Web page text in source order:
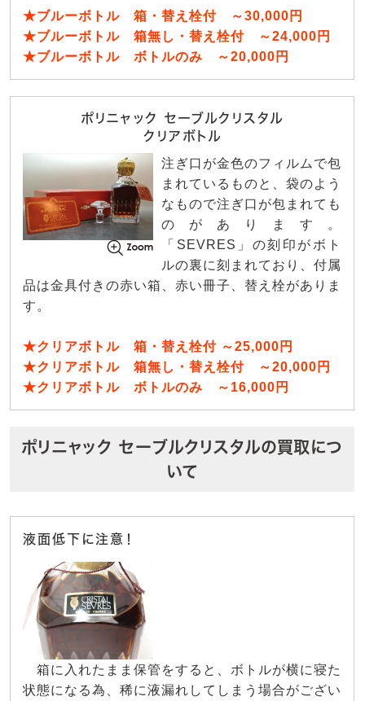
★ブルーボトル 箱・替え栓付 ～30,000円
★ブルーボトル 箱無し・替え栓付 ～24,000円
★ブルーボトル ボトルのみ ～20,000円
ポリニャック セーブルクリスタル
クリアボトル
注ぎ口が金色のフィルムで包
まれているものと、袋のよう
なもので注ぎ口が包まれても
のがあります。
「SEVRES」の刻印がボト
ルの裏に刻まれており、付属
品は金具付きの赤い箱、赤い冊子、替え栓がありま
す。
★クリアボトル 箱・替え栓付 ～25,000円
★クリアボトル 箱無し・替え栓付 ～20,000円
★クリアボトル ボトルのみ ～16,000円
ポリニャック セーブルクリスタルの買取につ
いて
液面低下に注意！
箱に入れたまま保管をすると、ボトルが横に寝た
状態になる為、稀に液漏れしてしまう場合がござい